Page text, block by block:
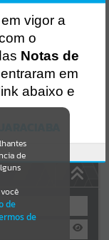
de
de
de
vigor a
o
Notas de
em
abaixo e
bundle/wpo_in